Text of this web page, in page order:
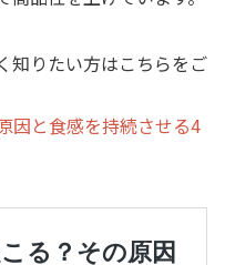
知りたい方はこちらをご
因と食感を持続させる4